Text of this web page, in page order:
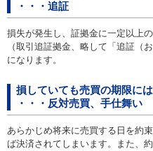
学校関係者の方へ
報道・メディア関係者の方へ
・・・追証
損失が発生し、証拠金に一定以上
（取引追証拠金、略して「追証（
になります。
損していても売買の期限に
・・・反対売買、手仕舞い
あらかじめ将来に売買する日を約
ば決済されてしまいます。また、